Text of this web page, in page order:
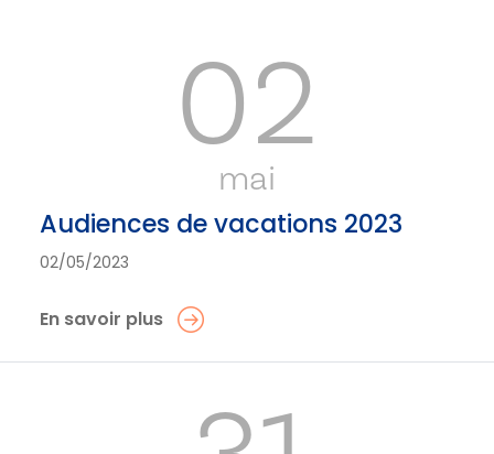
02
mai
Audiences de vacations 2023
02/05/2023
En savoir plus